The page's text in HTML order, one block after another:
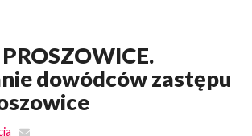
dowódców zastępu